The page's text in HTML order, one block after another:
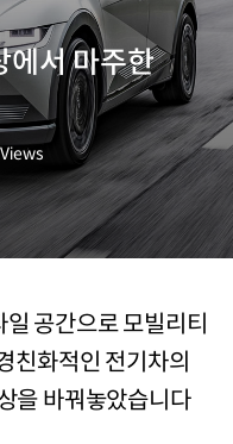
에서 마주한
Views
공간으로 모빌리티
친화적인 전기차의
을 바꿔놓았습니다